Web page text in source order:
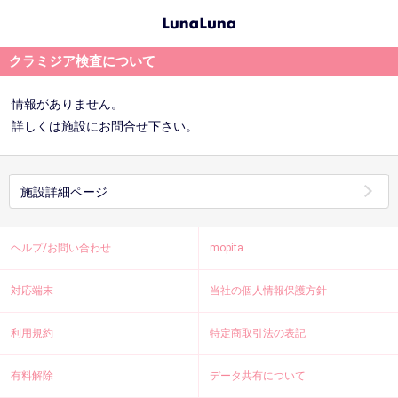
クラミジア検査について
情報がありません。
詳しくは施設にお問合せ下さい。
施設詳細ページ
ヘルプ/お問い合わせ mopita
対応端末 当社の個人情報保護方針
利用規約 特定商取引法の表記
有料解除 データ共有について